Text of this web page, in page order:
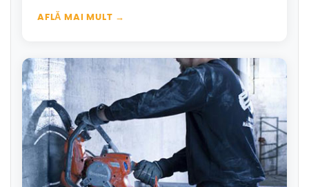
AFLĂ MAI MULT →